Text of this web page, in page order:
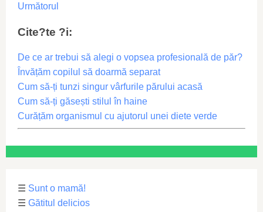
Următorul
Cite?te ?i:
De ce ar trebui să alegi o vopsea profesională de păr?
Învățăm copilul să doarmă separat
Cum să-ți tunzi singur vârfurile părului acasă
Cum să-ți găsești stilul în haine
Curățăm organismul cu ajutorul unei diete verde
☰ Sunt o mamă!
☰ Gătitul delicios